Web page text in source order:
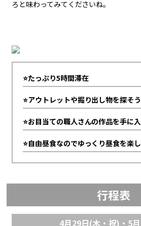
ろと味わってみてくださいね。
⭐たっぷり5時間滞在
⭐アウトレットや掘り出し物を探そう
⭐お目当ての職人さんの作品を手に
⭐自由昼食なのでゆっくり昼食を楽
行程表
4月29日(木・祝)・5